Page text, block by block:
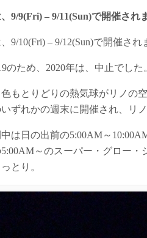
9/9(Fri) – 9/11(Sun)で開催され
9/10(Fri) – 9/12(Sun)で開催され
のため、2020年は、中止でした
もとりどりの熱気球がリノの空
ずれかの週末に開催され、リ
は日の出前の5:00AM～
～のスーパー・グロー
とり。